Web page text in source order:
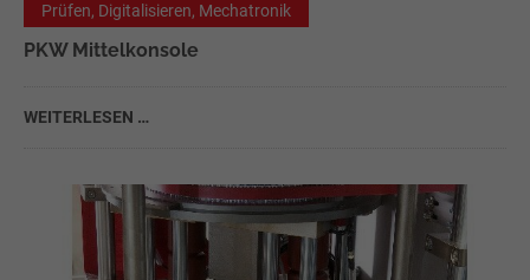
Prüfen, Digitalisieren, Mechatronik
PKW Mittelkonsole
WEITERLESEN …